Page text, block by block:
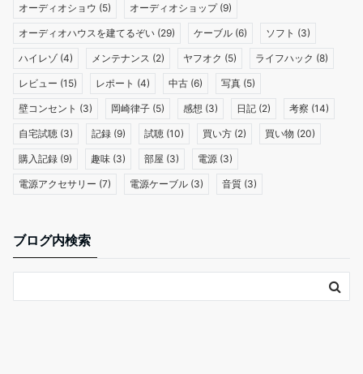
オーディオショウ (5) オーディオショップ(9)
オーディオハウスを建てるぞい (29) ケーブル (6) ソフト (3)
ハイレゾ (4) メンテナンス (2) ヤフオク (5) ライフハック (8)
レビュー (15) レポート (4) 中古 (6) 写真 (5)
壁コンセント (3) 岡崎律子 (5) 感想 (3) 日記 (2) 考察 (14)
自宅試聴 (3) 記録 (9) 試聴 (10) 買い方 (2) 買い物 (20)
購入記録 (9) 趣味 (3) 部屋 (3) 電源 (3)
電源アクセサリー (7) 電源ケーブル (3) 音質 (3)
ブログ内検索